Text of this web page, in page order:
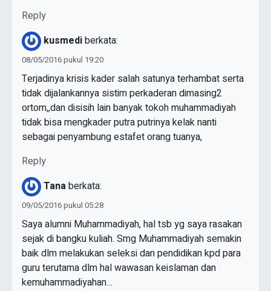
Reply
kusmediberkata:
08/05/2016 pukul 19:20
Terjadinya krisis kader salah satunya terhambat serta
tidak dijalankannya sistim perkaderan dimasing2
ortom,,dan disisih lain banyak tokoh muhammadiyah
tidak bisa mengkader putra putrinya kelak nanti
sebagai penyambung estafet orang tuanya,
Reply
Tanaberkata:
09/05/2016 pukul 05:28
Saya alumni Muhammadiyah, hal tsb yg saya rasakan
sejak di bangku kuliah. Smg Muhammadiyah semakin
baik dlm melakukan seleksi dan pendidikan kpd para
guru terutama dlm hal wawasan keislaman dan
kemuhammadiyahan…